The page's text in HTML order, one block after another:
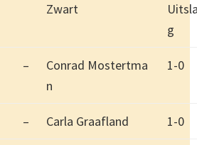
Zwart
g
–
Conrad Mostertma
n
1-0
– Carla Graafland 1-0